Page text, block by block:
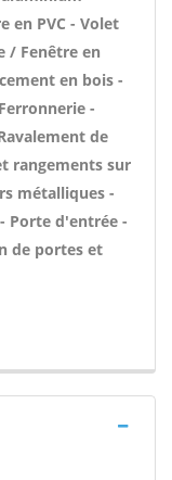
en PVC - Volet
/ Fenêtre en
en bois -
-
de
rangements sur
métalliques -
Porte d'entrée -
de portes et